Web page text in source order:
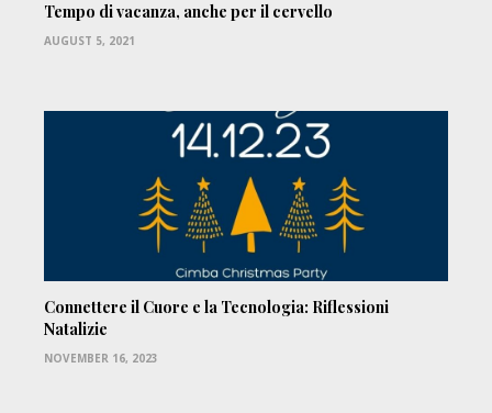
Tempo di vacanza, anche per il cervello
AUGUST 5, 2021
Connettere il Cuore e la Tecnologia: Riflessioni
Natalizie
NOVEMBER 16, 2023